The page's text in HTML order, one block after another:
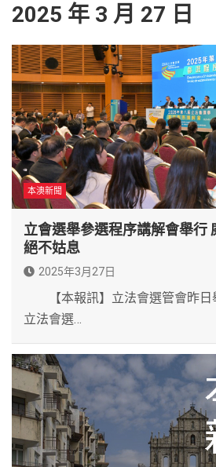
2025 年 3 月 27 日
本澳新聞
立會選舉參選程序講解會舉行
絕不姑息
2025年3月27日
【本報訊】立法會選管會昨日
立法會選…